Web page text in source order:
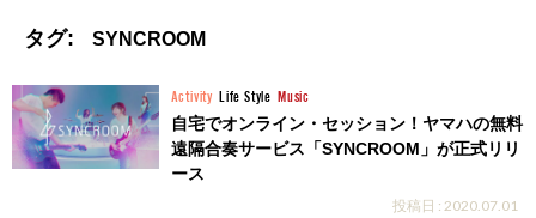
タグ: SYNCROOM
Activity Life Style Music
自宅でオンライン・セッション！ヤマハの無料
遠隔合奏サービス「SYNCROOM」が正式リリ
ース
投稿日 : 2020.07.01